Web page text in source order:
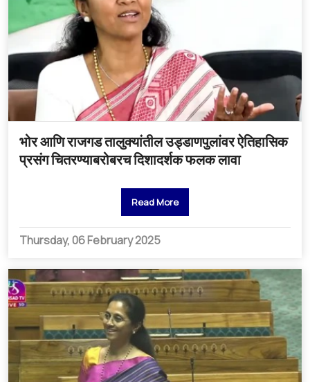
भोर आणि राजगड तालुक्यांतील उड्डाणपुलांवर ऐतिहासिक
प्रसंग चितरण्याबरोबरच दिशादर्शक फलक लावा
Read More
Thursday, 06 February 2025